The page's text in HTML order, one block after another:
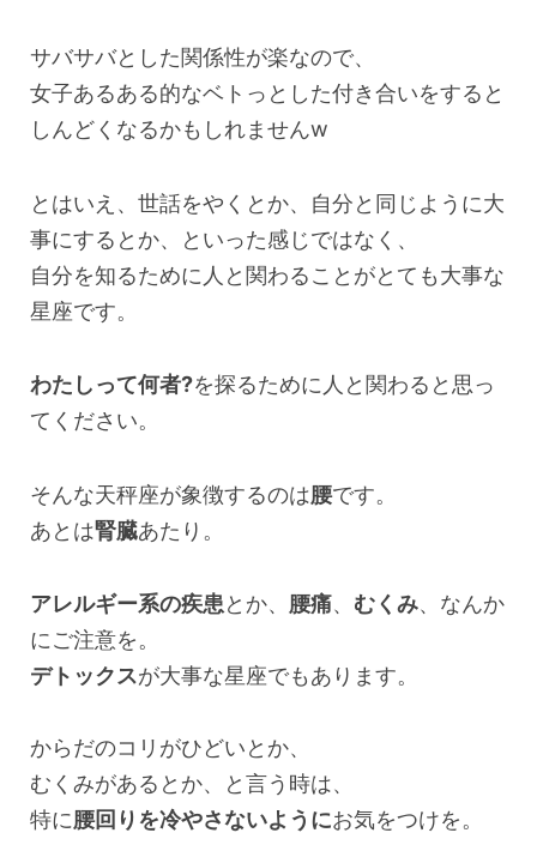
サバサバとした関係性が楽なので、
女子あるある的なベトっとした付き合いをすると
しんどくなるかもしれませんw
とはいえ、世話をやくとか、自分と同じように大
事にするとか、といった感じではなく、
自分を知るために人と関わることがとても大事な
星座です。
わたしって何者?を探るために人と関わると思っ
てください。
そんな天秤座が象徴するのは腰です。
あとは腎臓あたり。
アレルギー系の疾患とか、 腰痛、 むくみ、なんか
にご注意を。
デトックスが大事な星座でもあります。
からだのコリがひどいとか、
むくみがあるとか、と言う時は、
特に腰回りを冷やさないようにお気をつけを。